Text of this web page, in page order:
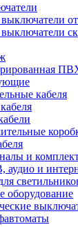
выключатели
выключатели
кабеля
и
аудио и
оборудование